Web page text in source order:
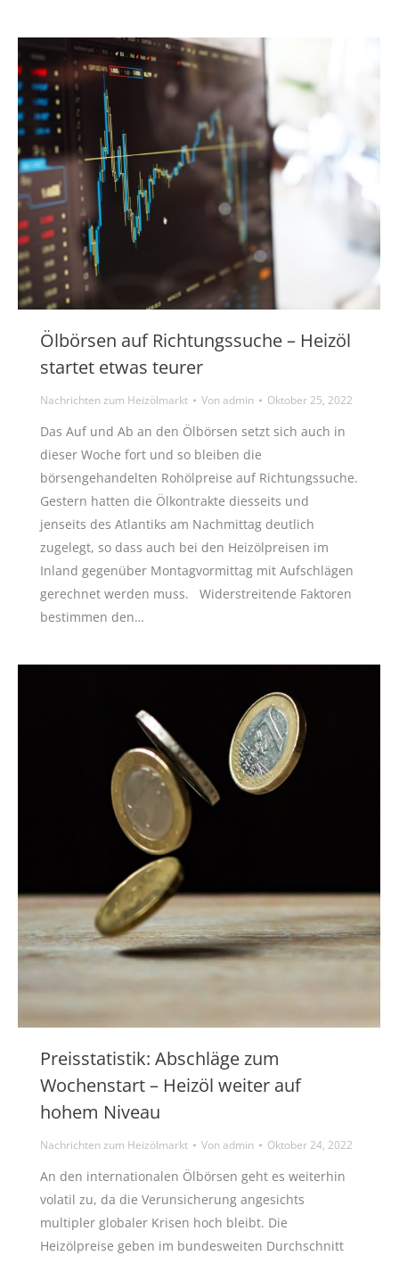
Ölbörsen auf Richtungssuche – Heizöl
startet etwas teurer
Nachrichten zum Heizölmarkt Vonadmin Oktober 25, 2022
Das Auf und Ab an den Ölbörsen setzt sich auch in
dieser Woche fort und so bleiben die
börsengehandelten Rohölpreise auf Richtungssuche.
Gestern hatten die Ölkontrakte diesseits und
jenseits des Atlantiks am Nachmittag deutlich
zugelegt, so dass auch bei den Heizölpreisen im
Inland gegenüber Montagvormittag mit Aufschlägen
gerechnet werden muss. Widerstreitende Faktoren
bestimmen den…
Preisstatistik: Abschläge zum
Wochenstart – Heizöl weiter auf
hohem Niveau
Nachrichten zum Heizölmarkt Vonadmin Oktober 24, 2022
An den internationalen Ölbörsen geht es weiterhin
volatil zu, da die Verunsicherung angesichts
multipler globaler Krisen hoch bleibt. Die
Heizölpreise geben im bundesweiten Durchschnitt